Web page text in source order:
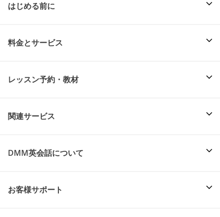
はじめる前に
料金とサービス
レッスン予約・教材
関連サービス
DMM英会話について
お客様サポート